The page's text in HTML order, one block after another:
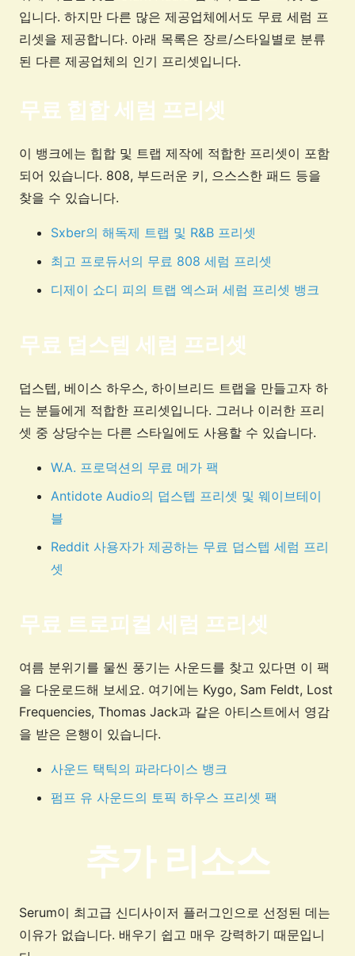
입니다. 하지만 다른 많은 제공업체에서도 무료 세럼 프
리셋을 제공합니다. 아래 목록은 장르/스타일별로 분류
된 다른 제공업체의 인기 프리셋입니다.
무료 힙합 세럼 프리셋
이 뱅크에는 힙합 및 트랩 제작에 적합한 프리셋이 포함
되어 있습니다. 808, 부드러운 키, 으스스한 패드 등을
찾을 수 있습니다.
Sxber의 해독제 트랩 및 R&B 프리셋
최고 프로듀서의 무료 808 세럼 프리셋
디제이 쇼디 피의 트랩 엑스퍼 세럼 프리셋 뱅크
무료 덥스텝 세럼 프리셋
덥스텝, 베이스 하우스, 하이브리드 트랩을 만들고자 하
는 분들에게 적합한 프리셋입니다. 그러나 이러한 프리
셋 중 상당수는 다른 스타일에도 사용할 수 있습니다.
W.A. 프로덕션의 무료 메가 팩
Antidote Audio의 덥스텝 프리셋 및 웨이브테이
블
Reddit 사용자가 제공하는 무료 덥스텝 세럼 프리
셋
무료 트로피컬 세럼 프리셋
여름 분위기를 물씬 풍기는 사운드를 찾고 있다면 이 팩
을 다운로드해 보세요. 여기에는 Kygo, Sam Feldt, Lost
Frequencies, Thomas Jack과 같은 아티스트에서 영감
을 받은 은행이 있습니다.
사운드 택틱의 파라다이스 뱅크
펌프 유 사운드의 토픽 하우스 프리셋 팩
추가 리소스
Serum이 최고급 신디사이저 플러그인으로 선정된 데는
이유가 없습니다. 배우기 쉽고 매우 강력하기 때문입니